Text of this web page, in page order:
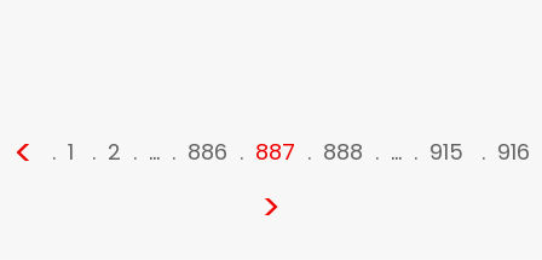
< 1 2 … 886 887 888 … 915 916
>